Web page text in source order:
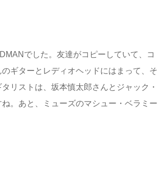
でした。友達がコピーしていて、コ
ギターとレディオヘッドにはまって、そ
リストは、坂本慎太郎さんとジャック・
。あと、ミューズのマシュー・ベラミー